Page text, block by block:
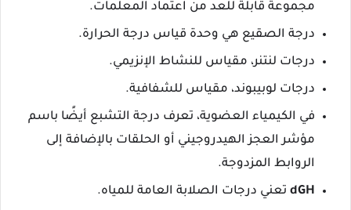
مجموعة قابلة للعد من اعتماد المعلمات.
درجة الصقيع هي وحدة قياس درجة الحرارة.
درجات لنتنر، مقياس للنشاط الإنزيمي.
درجات لوبيبوند، مقياس للشفافية.
في الكيمياء العضوية، تعرف درجة التشبع أيضًا باسم
مؤشر العجز الهيدروجيني أو الحلقات بالإضافة إلى
الروابط المزدوجة.
dGH تعني درجات الصلابة العامة للمياه.